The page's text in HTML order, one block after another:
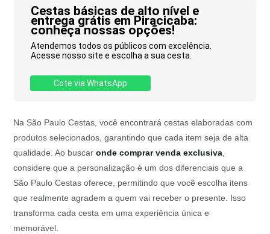
Cestas básicas de alto nível e
entrega grátis em Piracicaba:
conheça nossas opções!
Atendemos todos os públicos com excelência.
Acesse nosso site e escolha a sua cesta.
Cote via WhatsApp
Na São Paulo Cestas, você encontrará cestas elaboradas com
produtos selecionados, garantindo que cada item seja de alta
qualidade. Ao buscaronde comprar venda exclusiva
considere que a personalização é um dos diferenciais que a
São Paulo Cestas oferece, permitindo que você escolha itens
que realmente agradem a quem vai receber o presente. Isso
transforma cada cesta em uma experiência única e
memorável.